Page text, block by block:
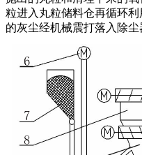
粒进入丸粒储料仓再循环
的灰尘经机械震打落入除